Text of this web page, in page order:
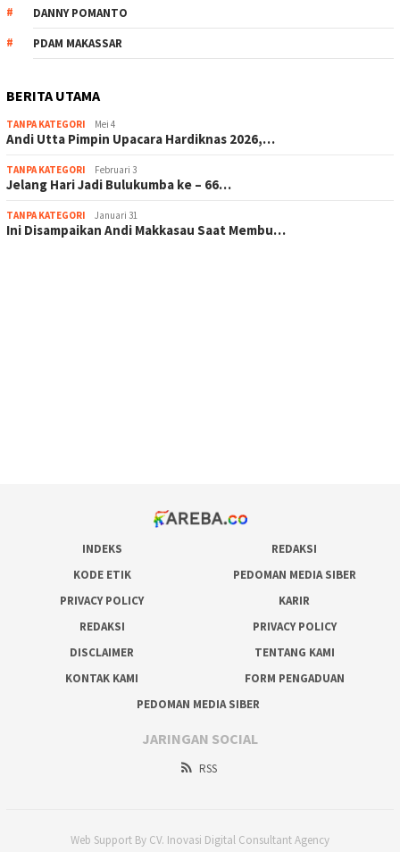
DANNY POMANTO
PDAM MAKASSAR
BERITA UTAMA
TANPA KATEGORI Mei 4
Andi Utta Pimpin Upacara Hardiknas 2026,…
TANPA KATEGORI Februari 3
Jelang Hari Jadi Bulukumba ke – 66…
TANPA KATEGORI Januari 31
Ini Disampaikan Andi Makkasau Saat Membu…
INDEKS
REDAKSI
KODE ETIK
PEDOMAN MEDIA SIBER
PRIVACY POLICY
KARIR
REDAKSI
PRIVACY POLICY
DISCLAIMER
TENTANG KAMI
KONTAK KAMI
FORM PENGADUAN
PEDOMAN MEDIA SIBER
JARINGAN SOCIAL
RSS
Web Support By CV. Inovasi Digital Consultant Agency